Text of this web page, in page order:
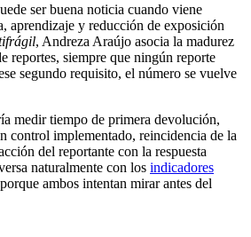
ser buena noticia cuando viene
aprendizaje y reducción de exposición
, Andreza Araújo asocia la madurez
reportes, siempre que ningún reporte
segundo requisito, el número se vuelve
medir tiempo de primera devolución,
control implementado, reincidencia de la
del reportante con la respuesta
naturalmente con los indicadores
ambos intentan mirar antes del